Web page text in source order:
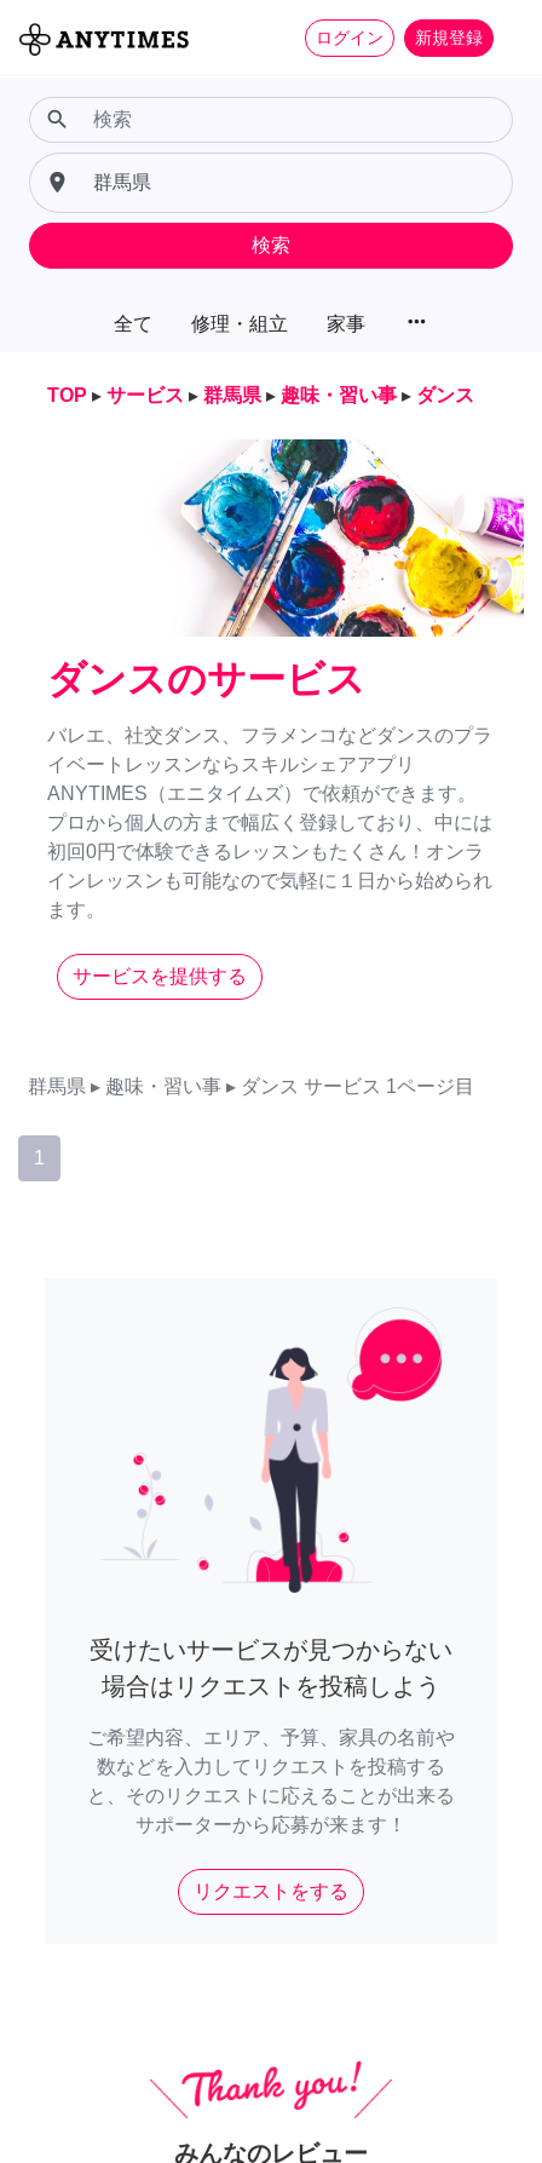
ログイン 新規登録
全て 修理・組立 家事 more_horiz
search
place
検索
TOP ▸ サービス ▸ 群馬県 ▸ 趣味・習い事 ▸ ダンス
ダンスのサービス
バレエ、社交ダンス、フラメンコなどダンスのプラ
イベートレッスンならスキルシェアアプリ
ANYTIMES（エニタイムズ）で依頼ができます。
プロから個人の方まで幅広く登録しており、中には
初回0円で体験できるレッスンもたくさん！オンラ
インレッスンも可能なので気軽に１日から始められ
ます。
サービスを提供する
群馬県 ▸ 趣味・習い事 ▸ ダンス サービス 1ページ目
1
受けたいサービスが見つからない
場合はリクエストを投稿しよう
ご希望内容、エリア、予算、家具の名前や
数などを入力してリクエストを投稿する
と、そのリクエストに応えることが出来る
サポーターから応募が来ます！
リクエストをする
みんなのレビュー